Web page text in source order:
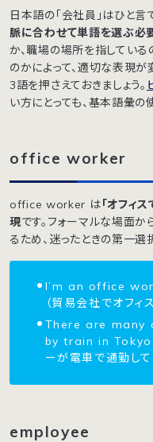
日本語の「会社員」はひと
脈に合わせて単語を選ぶ必
か、職場の場所を指してい
のかによって、適切な表現
3語を押さえておきましょう。
い方にとっても、基本語彙の
office worker
office worker は「オフィ
現です。フォーマルな場面
るため、迷ったときの第一選
I’m an office
（貿易会社でオフィ
There are many
by train in Tokyo.
ーが電車で通勤して
employee